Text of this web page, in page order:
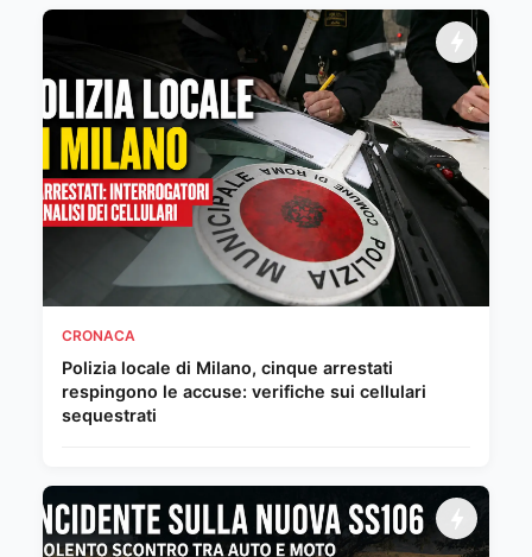
CRONACA
Polizia locale di Milano, cinque arrestati
respingono le accuse: verifiche sui cellulari
sequestrati